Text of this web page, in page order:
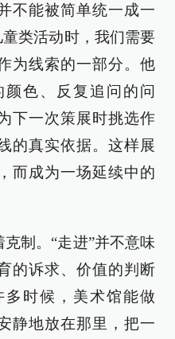
不能被简单统一成一
类活动时，我们需要
为线索的一部分。他
色、反复追问的问
下一次策展时挑选作
的真实依据。这样展
而成为一场延续中的
制。“走进”并不意味
的诉求、价值的判断
时候，美术馆能做
静地放在那里，把一